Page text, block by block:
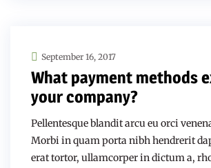
September 16, 2017
What payment methods
your company?
Pellentesque blandit arcu eu orci
Morbi in quam porta nibh hendrerit
erat tortor, ullamcorper in dictum a,